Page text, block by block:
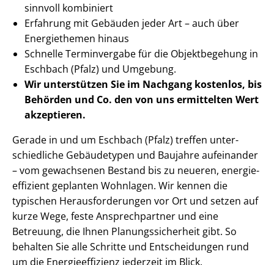
sinnvoll kombiniert
Erfahrung mit Gebäuden jeder Art – auch über
Energiethemen hinaus
Schnelle Terminvergabe für die Objektbegehung in
Eschbach (Pfalz) und Umgebung.
Wir unterstützen Sie im Nachgang kostenlos, bis
Behörden und Co. den von uns ermittelten Wert
akzeptieren.
Gerade in und um Eschbach (Pfalz) treffen un­ter­
schied­li­che Gebäudetypen und Baujahre aufeinander
– vom gewachsenen Bestand bis zu neueren, en­er­gie­
ef­fi­zi­ent geplanten Wohnlagen. Wir kennen die
typischen Her­aus­for­de­run­gen vor Ort und setzen auf
kurze Wege, feste Ansprechpartner und eine
Betreuung, die Ihnen Pla­nungs­si­cher­heit gibt. So
behalten Sie alle Schritte und Entscheidungen rund
um die En­er­gie­ef­fi­zi­enz jederzeit im Blick.